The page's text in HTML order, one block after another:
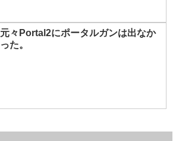
元々Portal2にポータルガンは出なか
った。